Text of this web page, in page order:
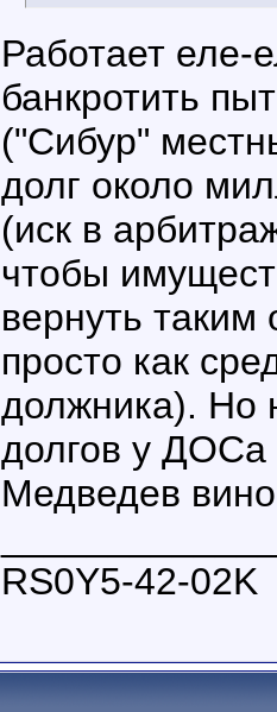
Работает
банкротить
("Сибур"
долг около
(иск в
чтобы
вернуть
просто как
должника). Но
долгов у ДОСа
Медведев
RS0Y5-42-02K